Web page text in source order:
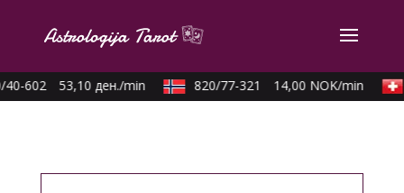
602 53,10 ден./min 820/77-321 14,00 NOK/min